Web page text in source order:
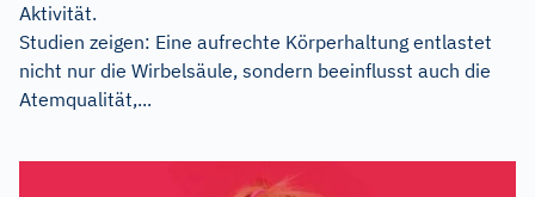
Aktivität.
Studien zeigen: Eine aufrechte Körperhaltung entlastet
nicht nur die Wirbelsäule, sondern beeinflusst auch die
Atemqualität,...